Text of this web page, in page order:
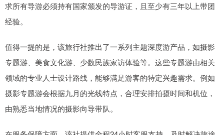
求所有导游必须持有国家颁发的导游证，且至少有三年以上带团
经验。
值得一提的是，该旅行社推出了一系列主题深度游产品，如摄影
专题游、美食文化游、少数民族家访体验等。这些专题游由相关
领域的专业人士设计路线，能够满足游客的特定兴趣需求。例如
摄影专题游会根据九月的光线特点，合理安排拍摄时间和机位，
由熟悉当地情况的摄影向导带队。